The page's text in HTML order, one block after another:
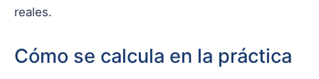
reales.
Cómo se calcula en la práctica